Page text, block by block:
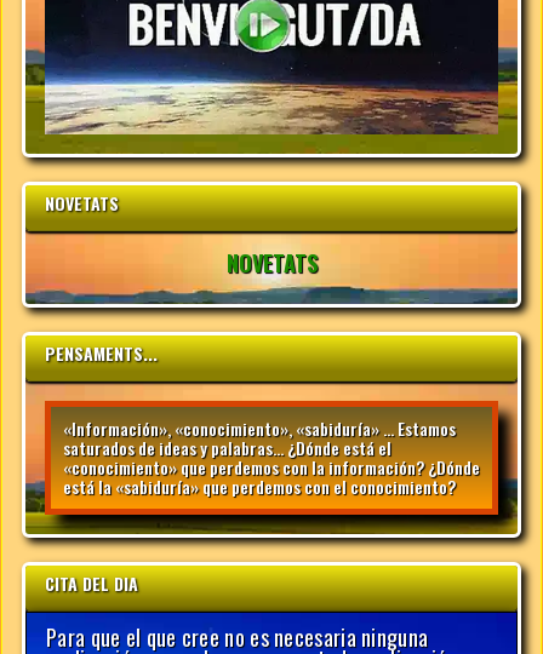
NOVETATS
NOVETATS
PENSAMENTS...
«Información», «conocimiento», «sabiduría» … Estamos
saturados de ideas y palabras… ¿Dónde está el
«conocimiento» que perdemos con la información? ¿Dónde
está la «sabiduría» que perdemos con el conocimiento?
CITA DEL DIA